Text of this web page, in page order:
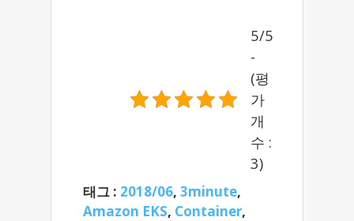
5/5
-
(평
가
개
수 :
3)
태그 : 2018/06, 3minute,
Amazon EKS, Container,